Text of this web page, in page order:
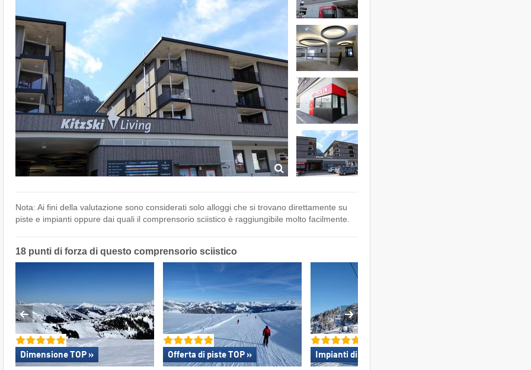
Nota: Ai fini della valutazione sono considerati solo alloggi che si trovano direttamente su
piste e impianti oppure dai quali il comprensorio sciistico è raggiungibile molto facilmente.
18 punti di forza di questo comprensorio sciistico
Dimensione TOP » Offerta di piste TOP » Impianti di risalita TOP »